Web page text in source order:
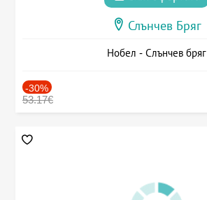
Слънчев Бряг
Нобел - Слънчев бряг
-30%
53.17€